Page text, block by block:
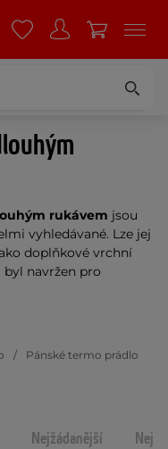
rukávem jsou
vyhledávané. Lze jej
doplňkové vrchní
navržen pro
Pánské termo prádlo
Nejžádanější